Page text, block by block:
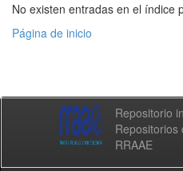
No existen entradas en el índice
Página de inicio
Repositorio
Repositorios
RRAAE